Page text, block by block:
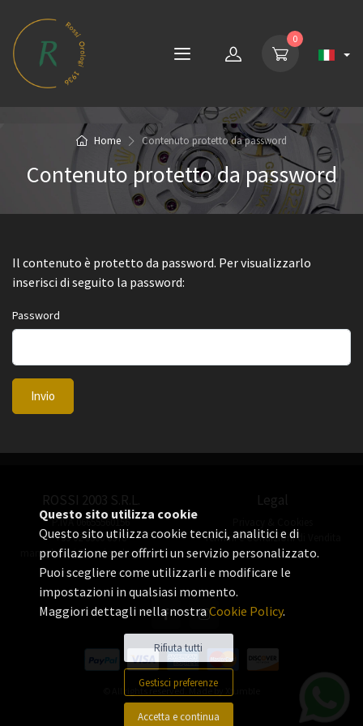
0
Home Contenuto protetto da password
Contenuto protetto da password
Il contenuto è protetto da password. Per visualizzarlo
inserisci di seguito la password:
Password
Invio
ROSSI 2003 S.R.L.
P.IVA 06655560156
+39 02 3360 8378
manuel.rossi@rossiorologi.com
Legal
Termini e Condizioni di Vendita
© All rights reserved. Made by
Questo sito utilizza cookie
Questo sito utilizza cookie tecnici, analitici e di
profilazione per offrirti un servizio personalizzato.
Puoi scegliere come utilizzarli e modificare le
impostazioni in qualsiasi momento.
Maggiori dettagli nella nostraCookie Policy.
Rifiuta tutti
Gestisci preferenze
Accetta e continua